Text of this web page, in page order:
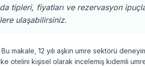
tipleri, fiyatları ve rezervasyon
ulaşabilirsiniz.
Bu makale, 12 yılı aşkın umre sektörü
otelini kişisel olarak incelemiş kıdemli umre